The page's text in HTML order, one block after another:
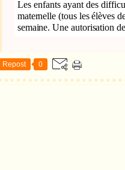
Les enfants ayant des
maternelle (tous les élèves
semaine. Une autorisation
Repost 0